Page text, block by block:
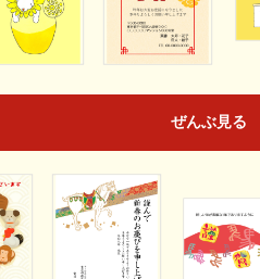
ぜんぶ見る